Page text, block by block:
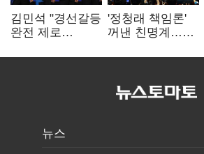
김민석 "경선갈등
완전 제로
"반명 공세
'정청래 책임론'
꺼낸 친명계…
추가투표 때리기
뉴스